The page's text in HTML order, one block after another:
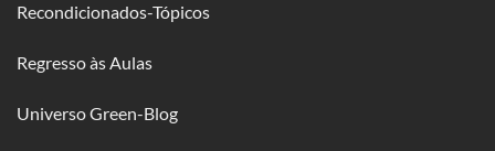
Recondicionados-Tópicos
Regresso às Aulas
Universo Green-Blog